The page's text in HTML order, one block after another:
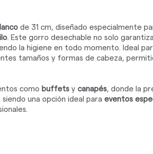
de 31 cm, diseñado especialmente
. Este gorro desechable no solo
la higiene en todo momento. Ideal
tamaños y formas de cabeza,
como buffetsy canapés, donde la
una opción ideal para eventos